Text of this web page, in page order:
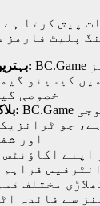
بہترین گیمز کا انتخاب: BC.Game مختلف اقسام کے گیمز
کیسینو
خصوصی
بلاک چین ٹیکنالوجی: BC.Game بلاک چین کی ٹیکنالوجی
جو
اور
اپنے
فراہم
مختلف
سے فائدہ